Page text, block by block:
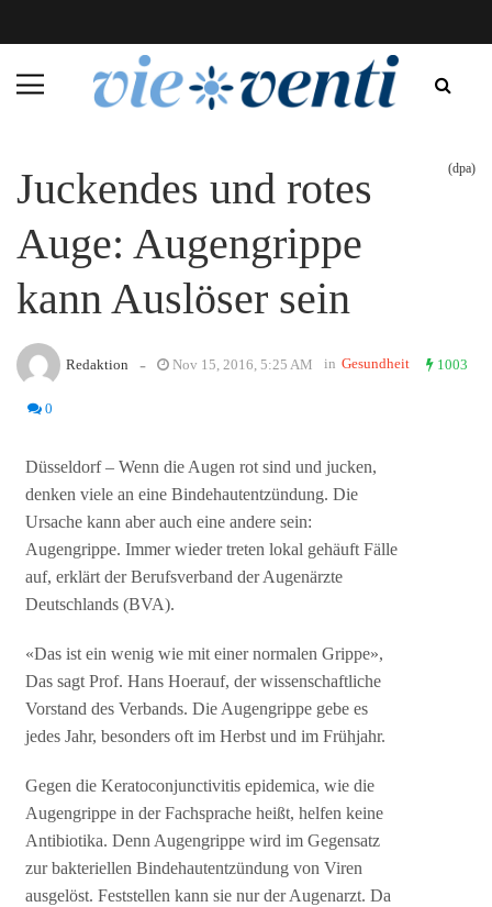
Juckendes und rotes
Auge: Augengrippe
kann Auslöser sein
(dpa)
Redaktion - Nov 15, 2016, 5:25 AM in Gesundheit 1003
0
Düsseldorf – Wenn die Augen rot sind und jucken,
denken viele an eine Bindehautentzündung. Die
Ursache kann aber auch eine andere sein:
Augengrippe. Immer wieder treten lokal gehäuft Fälle
auf, erklärt der Berufsverband der Augenärzte
Deutschlands (BVA).
«Das ist ein wenig wie mit einer normalen Grippe»,
Das sagt Prof. Hans Hoerauf, der wissenschaftliche
Vorstand des Verbands. Die Augengrippe gebe es
jedes Jahr, besonders oft im Herbst und im Frühjahr.
Gegen die Keratoconjunctivitis epidemica, wie die
Augengrippe in der Fachsprache heißt, helfen keine
Antibiotika. Denn Augengrippe wird im Gegensatz
zur bakteriellen Bindehautentzündung von Viren
ausgelöst. Feststellen kann sie nur der Augenarzt. Da